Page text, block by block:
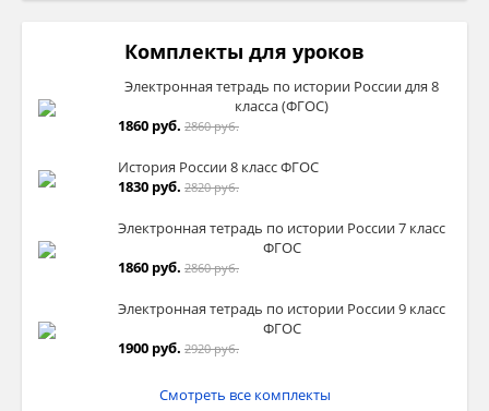
Комплекты для уроков
Электронная тетрадь по истории России для 8
класса (ФГОС)
1860 руб. 2860 руб.
История России 8 класс ФГОС
1830 руб. 2820 руб.
Электронная тетрадь по истории России 7 класс
ФГОС
1860 руб. 2860 руб.
Электронная тетрадь по истории России 9 класс
ФГОС
1900 руб. 2920 руб.
Смотреть все комплекты